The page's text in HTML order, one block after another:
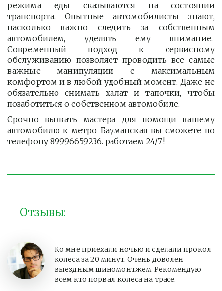
режима еды сказываются на состоянии
транспорта. Опытные автомобилисты знают,
насколько важно следить за собственным
автомобилем, уделять ему внимание.
Современный подход к сервисному
обслуживанию позволяет проводить все самые
важные манипуляции с максимальным
комфортом и в любой удобный момент. Даже не
обязательно снимать халат и тапочки, чтобы
позаботиться о собственном автомобиле.
Срочно вызвать мастера для помощи вашему
автомобилю к метро Бауманская вы сможете по
телефону 89996659236. работаем 24/7!
Отзывы:
Ко мне приехали ночью и сделали прокол
колеса за 20 минут. Очень доволен
выездным шиномонтжем. Рекомендую
всем кто порвал колеса на трасе.